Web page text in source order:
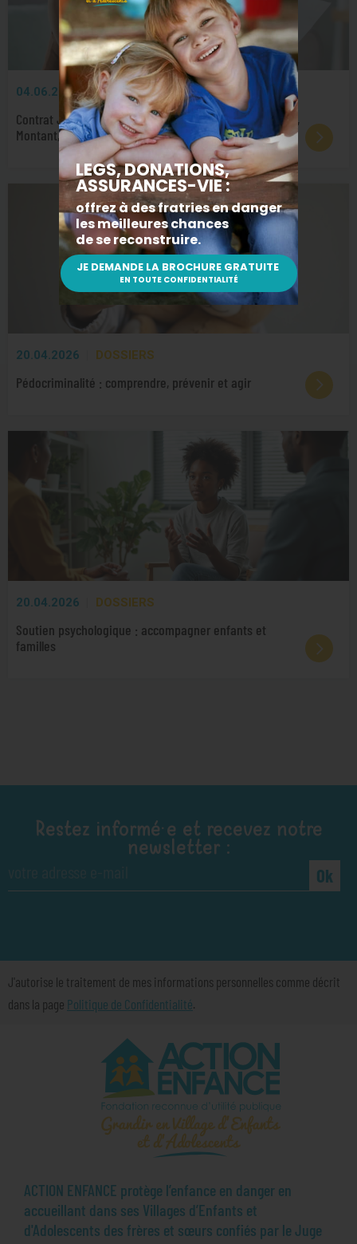
04.06.2026
Contrat Jeune Majeur : Guide Complet 2026 (Conditions,
Montant, Démarches)
20.04.2026 DOSSIERS
Pédocriminalité : comprendre, prévenir et agir
20.04.2026 DOSSIERS
Soutien psychologique : accompagner enfants et
familles
Restez informé·e et recevez notre
newsletter :
Ok
J'autorise le traitement de mes informations personnelles comme décrit
dans la page Politique de Confidentialité.
ACTION ENFANCE protège l’enfance en danger en
accueillant dans ses Villages d’Enfants et
d'Adolescents des frères et sœurs confiés par le Juge